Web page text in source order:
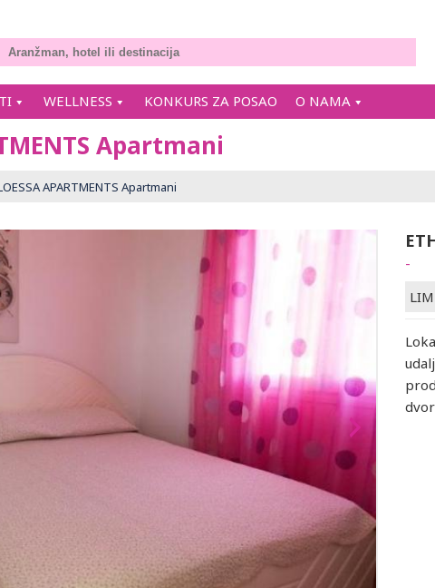
WELLNESS KONKURS ZA POSAO O NAMA
Apartmani
APARTMENTS Apartmani
-